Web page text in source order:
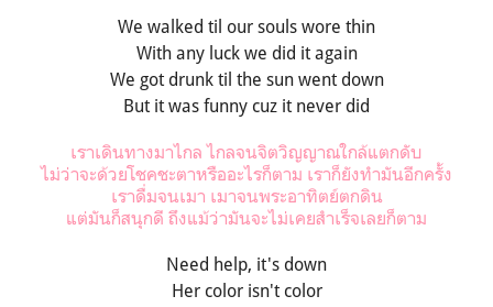
We walked til our souls wore thin
With any luck we did it again
We got drunk til the sun went down
But it was funny cuz it never did
เราเดินทางมาไกล ไกลจนจิตวิญญาณใกล้แตกดับ
ไม่ว่าจะด้วยโชคชะตาหรืออะไรก็ตาม เราก็ยังทำมันอีกครั้ง
เราดื่มจนเมา เมาจนพระอาทิตย์ตกดิน
แต่มันก็สนุกดี ถึงแม้ว่ามันจะไม่เคยสำเร็จเลยก็ตาม
Need help, it's down
Her color isn't color